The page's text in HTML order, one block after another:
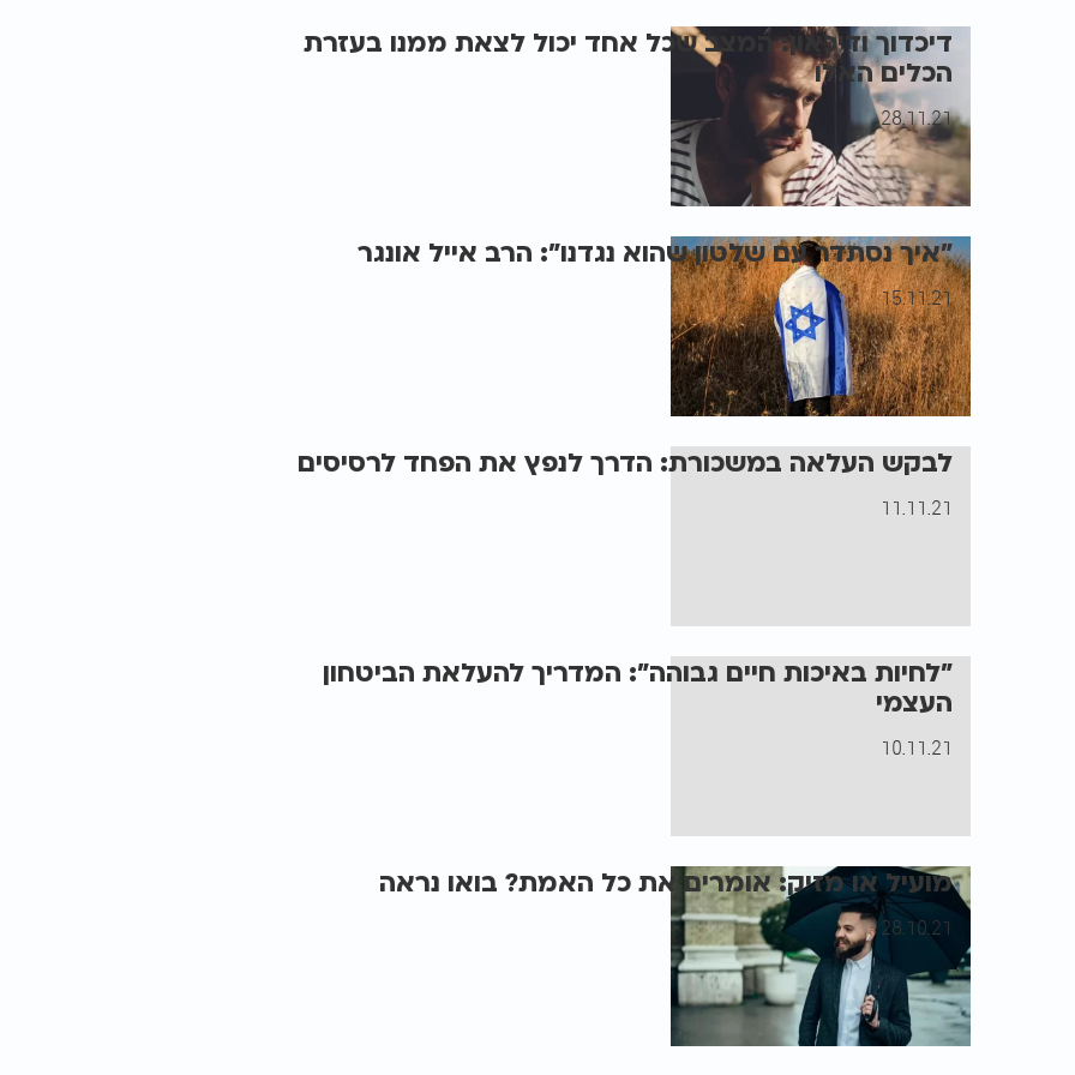
דיכדוך ודיכאון: המצב שכל אחד יכול לצאת ממנו בעזרת
הכלים האלו
28.11.21
"איך נסתדר עם שלטון שהוא נגדנו": הרב אייל אונגר
15.11.21
לבקש העלאה במשכורת: הדרך לנפץ את הפחד לרסיסים
11.11.21
"לחיות באיכות חיים גבוהה": המדריך להעלאת הביטחון
העצמי
10.11.21
מועיל או מזיק: אומרים את כל האמת? בואו נראה
28.10.21